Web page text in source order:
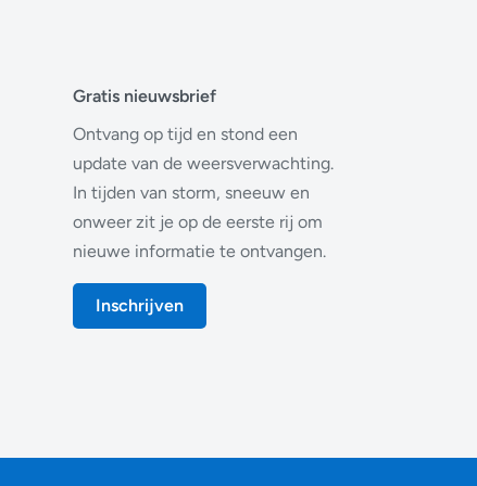
Gratis nieuwsbrief
Ontvang op tijd en stond een
update van de weersverwachting.
In tijden van storm, sneeuw en
onweer zit je op de eerste rij om
nieuwe informatie te ontvangen.
Inschrijven